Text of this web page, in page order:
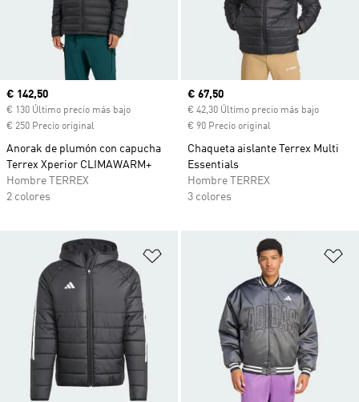
Precio actual
€ 142,50
€ 130 Último precio más bajo
€ 250 Precio original
Anorak de plumón con capucha
Terrex Xperior CLIMAWARM+
Hombre TERREX
2 colores
Precio actual
€ 67,50
€ 42,30 Último precio más bajo
€ 90 Precio original
Chaqueta aislante Terrex Multi
Essentials
Hombre TERREX
3 colores
Añadir a la lista de deseos